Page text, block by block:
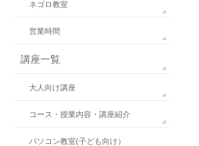
ネゴロ教室
営業時間
講座一覧
大人向け講座
コース・授業内容・講座紹介
パソコン教室(子ども向け）